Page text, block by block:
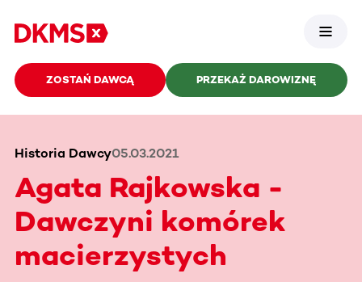
ZOSTAŃ DAWCĄ PRZEKAŻ DAROWIZNĘ
Historia Dawcy05.03.2021
Agata Rajkowska -
Dawczyni komórek
macierzystych